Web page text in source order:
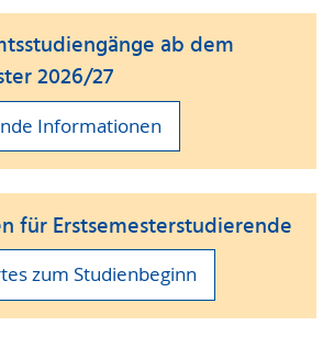
ab dem
2026/27
Informationen
für Erstsemesterstudierende
zum Studienbeginn